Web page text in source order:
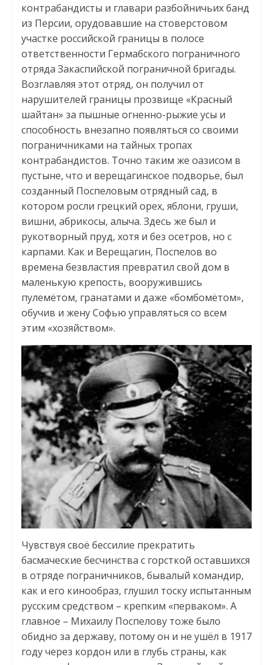
контрабандисты и главари разбойничьих банд
из Персии, орудовавшие на стоверстовом
участке российской границы в полосе
ответственности Гермабского пограничного
отряда Закаспийской пограничной бригады.
Возглавляя этот отряд, он получил от
нарушителей границы прозвище «Красный
шайтан» за пышные огненно-рыжие усы и
способность внезапно появляться со своими
пограничниками на тайных тропах
контрабандистов. Точно таким же оазисом в
пустыне, что и верещагинское подворье, был
созданный Поспеловым отрядный сад, в
котором росли грецкий орех, яблони, груши,
вишни, абрикосы, алыча. Здесь же был и
рукотворный пруд, хотя и без осетров, но с
карпами. Как и Верещагин, Поспелов во
времена безвластия превратил свой дом в
маленькую крепость, вооружившись
пулемётом, гранатами и даже «бомбомётом»,
обучив и жену Софью управляться со всем
этим «хозяйством».
Чувствуя своё бессилие прекратить
басмаческие бесчинства с горсткой оставшихся
в отряде пограничников, бывалый командир,
как и его кинообраз, глушил тоску испытанным
русским средством – крепким «перваком». А
главное – Михаилу Поспелову тоже было
обидно за державу, потому он и не ушёл в 1917
году через кордон или в глубь страны, как